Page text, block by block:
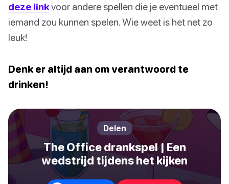
deze linkvoor andere spellen die je eventueel met
iemand zou kunnen spelen. Wie weet is het net zo
leuk!
Denk er altijd aan om verantwoord te
drinken!
Delen
The Office drankspel | Een
wedstrijd tijdens het kijken